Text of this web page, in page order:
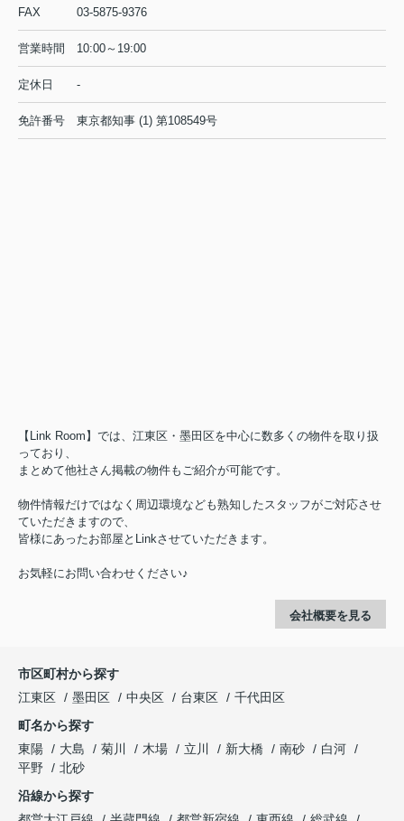
2026.07.26
城東エリアで花火を楽しむ穴場はど
時に気になるのが、城東エリア周辺で
花火が見える場所や、混雑を少しでも
避けられる穴場スポットではないでし
FAX 03-5875-9376
営業時間 10:00～19:00
定休日 -
免許番号 東京都知事 (1) 第108549号
【Link Room】では、江東区・墨田区を中心に数多くの物件を取り扱
っており、
まとめて他社さん掲載の物件もご紹介が可能です。
物件情報だけではなく周辺環境なども熟知したスタッフがご対応させ
ていただきますので、
皆様にあったお部屋とLinkさせていただきます。
お気軽にお問い合わせください♪
会社概要を見る
市区町村から探す
江東区
墨田区 中央区 台東区
千代田区
町名から探す
東陽
大島 菊川 木場 立川 新大橋 南砂
白河
平野
北砂
沿線から探す